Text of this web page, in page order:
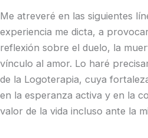
Me atreveré en las siguientes
experiencia me dicta, a
reflexión sobre el duelo, la
vínculo al amor. Lo haré
de la Logoterapia, cuya
en la esperanza activa y en la
valor de la vida incluso ante la